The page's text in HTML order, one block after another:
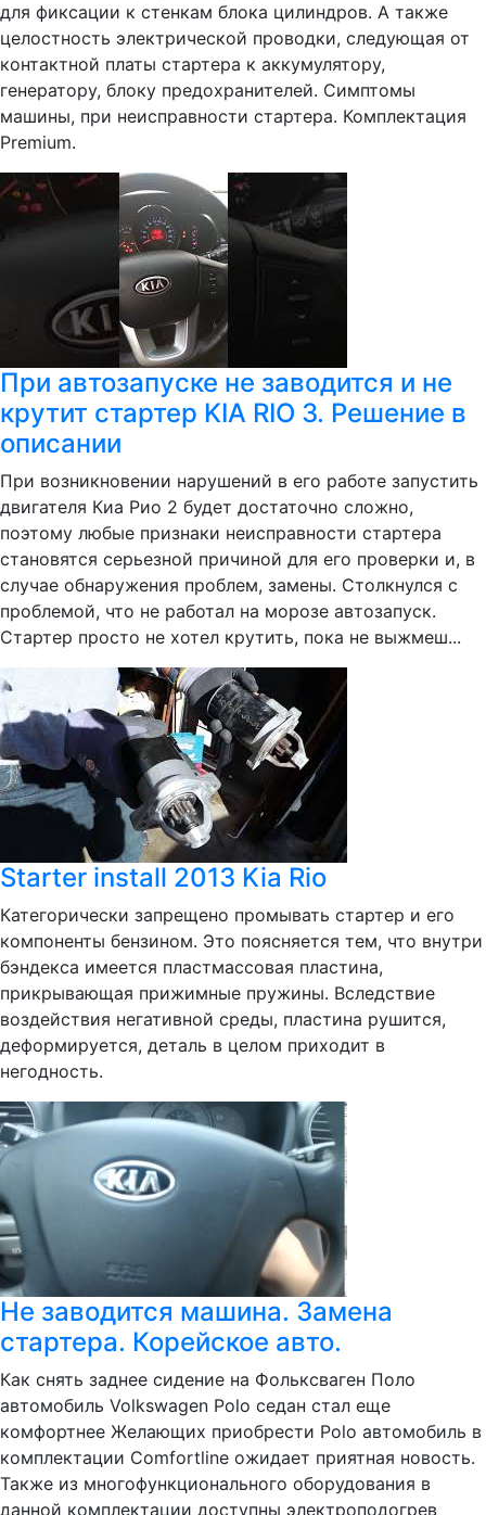
для фиксации к стенкам блока цилиндров. А также
целостность электрической проводки, следующая от
контактной платы стартера к аккумулятору,
генератору, блоку предохранителей. Симптомы
машины, при неисправности стартера. Комплектация
Premium.
При автозапуске не заводится и не
крутит стартер KIA RIO 3. Решение в
описании
При возникновении нарушений в его работе запустить
двигателя Киа Рио 2 будет достаточно сложно,
поэтому любые признаки неисправности стартера
становятся серьезной причиной для его проверки и, в
случае обнаружения проблем, замены. Столкнулся с
проблемой, что не работал на морозе автозапуск.
Стартер просто не хотел крутить, пока не выжмеш...
Starter install 2013 Kia Rio
Категорически запрещено промывать стартер и его
компоненты бензином. Это поясняется тем, что внутри
бэндекса имеется пластмассовая пластина,
прикрывающая прижимные пружины. Вследствие
воздействия негативной среды, пластина рушится,
деформируется, деталь в целом приходит в
негодность.
Не заводится машина. Замена
стартера. Корейское авто.
Как снять заднее сидение на Фольксваген Поло
автомобиль Volkswagen Polo седан стал еще
комфортнее Желающих приобрести Polo автомобиль в
комплектации Comfortline ожидает приятная новость.
Также из многофункционального оборудования в
данной комплектации доступны электроподогрев